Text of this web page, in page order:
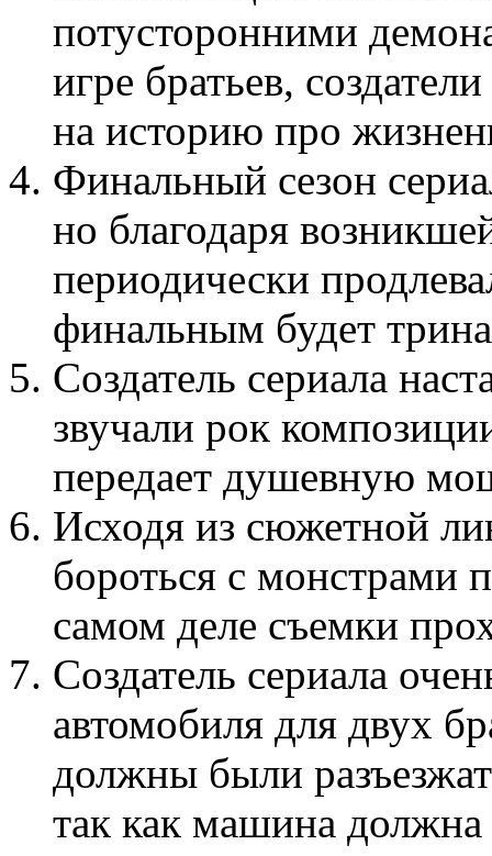
потусторонними
игре братьев,
на историю про
Финальный сезон
но благодаря
периодически
финальным будет
Создатель сериала
звучали рок
передает душевную
Исходя из сюжетной
бороться с
самом деле съемки
Создатель сериала
автомобиля для двух
должны были
так как машина